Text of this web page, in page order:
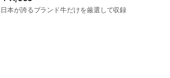
日本が誇るブランド牛だけを厳選して収録